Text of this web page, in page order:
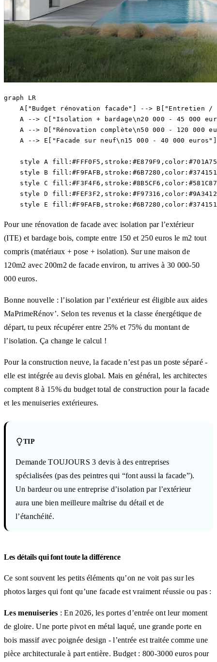
graph LR
A["Budget rénovation facade"] --> B["Entretien
A --> C["Isolation + bardage\n20 000 - 45 000
A --> D["Rénovation complète\n50 000 - 120 000
    A --> E["Facade sur neuf\n15 000 - 40 000 euros"]
    style A fill:#FFF0F5,stroke:#E879F9,color:#701A75
    style B fill:#F9FAFB,stroke:#6B7280,color:#374151
    style C fill:#F3F4F6,stroke:#8B5CF6,color:#581C87
    style D fill:#FEF3F2,stroke:#F97316,color:#9A3412
Pour une rénovation de facade avec isolation par l’extérieur
(ITE) et bardage bois, compte entre 150 et 250 euros le m2 tout
compris (matériaux + pose + isolation). Sur une maison de
120m2 avec 200m2 de facade environ, tu arrives à 30 000-50
000 euros.
Bonne nouvelle : l’isolation par l’extérieur est éligible aux aides
MaPrimeRénov’. Selon tes revenus et la classe énergétique de
départ, tu peux récupérer entre 25% et 75% du montant de
l’isolation. Ça change le calcul !
Pour la construction neuve, la facade n’est pas un poste séparé -
elle est intégrée au devis global. Mais en général, les architectes
comptent 8 à 15% du budget total de construction pour la facade
et les menuiseries extérieures.
TIP
Demande TOUJOURS 3 devis à des entreprises
spécialisées (pas des peintres qui “font aussi la facade”).
Un bardeur ou une entreprise d’isolation par l’extérieur
aura une bien meilleure maîtrise du détail et de
l’étanchéité.
Les détails qui font toute la différence
Ce sont souvent les petits éléments qu’on ne voit pas sur les
photos larges qui font qu’une facade est vraiment réussie ou pas :
Les menuiseries : En 2026, les portes d’entrée ont leur moment
de gloire. Une porte pivot en métal laqué, une grande porte en
bois massif avec poignée design - l’entrée est traitée comme une
pièce architecturale à part entière. Budget : 800-3000 euros pour